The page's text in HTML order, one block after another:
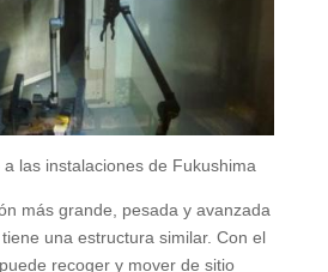
las instalaciones de Fukushima
más grande, pesada y avanzada
una estructura similar. Con el
recoger y mover de sitio